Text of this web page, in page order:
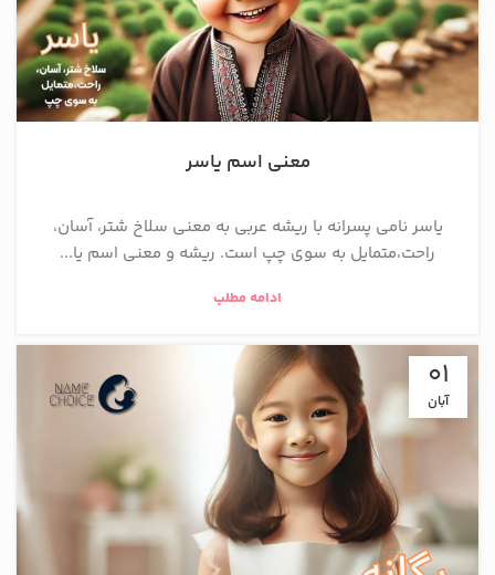
معنی اسم یاسر
یاسر نامی پسرانه با ریشه عربی به معنی سلاخ شتر، آسان،
راحت،متمایل به سوی چپ است. ریشه و معنی اسم یا...
ادامه مطلب
01
آبان